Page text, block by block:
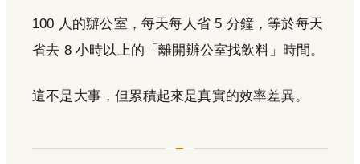
100 人的辦公室，每天每人省 5 分鐘，等於每天
省去 8 小時以上的「離開辦公室找飲料」時間。
這不是大事，但累積起來是真實的效率差異。